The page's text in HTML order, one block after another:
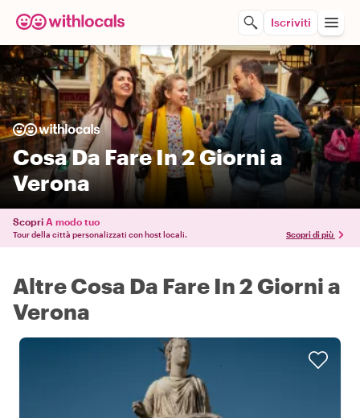
Iscriviti
Cosa Da Fare In 2 Giorni a
Verona
Scopri A modo tuo
Tour della città personalizzati con host locali. Scopri di più
Altre Cosa Da Fare In 2 Giorni a
Verona